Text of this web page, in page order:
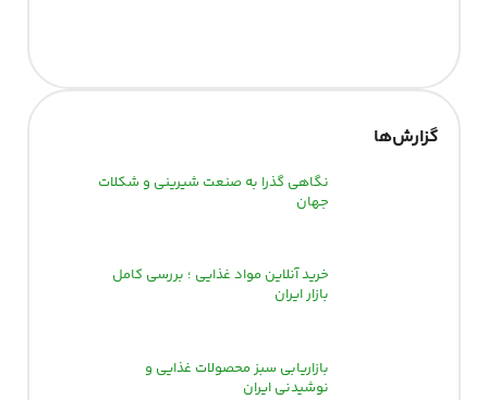
گزارش‌‌ها
نگاهی گذرا به صنعت شیرینی و شکلات
جهان
خرید آنلاین مواد غذایی ؛ بررسی کامل
بازار ایران
بازاریابی سبز محصولات غذایی و
نوشیدنی ایران